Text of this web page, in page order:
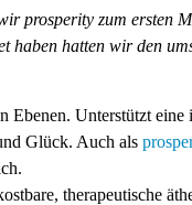
prosperity zum ersten
haben hatten wir den
Ebenen. Unterstützt eine
Glück. Auch als
therapeutische